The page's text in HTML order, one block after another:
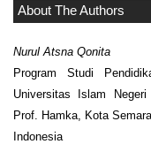
About The Authors
Nurul Atsna Qonita
Program Studi
Universitas Islam
Prof. Hamka, Kota
Indonesia